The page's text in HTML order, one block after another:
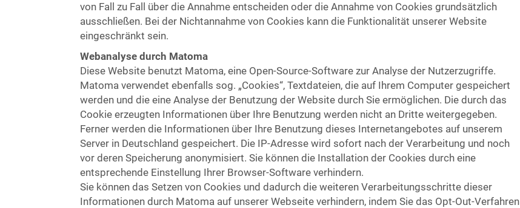
von Fall zu Fall über die Annahme entscheiden oder die Annahme von Cookies grundsätzlich
ausschließen. Bei der Nichtannahme von Cookies kann die Funktionalität unserer Website
eingeschränkt sein.
Webanalyse durch Matoma
Diese Website benutzt Matoma, eine Open-Source-Software zur Analyse der Nutzerzugriffe.
Matoma verwendet ebenfalls sog. „Cookies“, Textdateien, die auf Ihrem Computer gespeichert
werden und die eine Analyse der Benutzung der Website durch Sie ermöglichen. Die durch das
Cookie erzeugten Informationen über Ihre Benutzung werden nicht an Dritte weitergegeben.
Ferner werden die Informationen über Ihre Benutzung dieses Internetangebotes auf unserem
Server in Deutschland gespeichert. Die IP-Adresse wird sofort nach der Verarbeitung und noch
vor deren Speicherung anonymisiert. Sie können die Installation der Cookies durch eine
entsprechende Einstellung Ihrer Browser-Software verhindern.
Sie können das Setzen von Cookies und dadurch die weiteren Verarbeitungsschritte dieser
Informationen durch Matoma auf unserer Webseite verhindern, indem Sie das Opt-Out-Verfahren